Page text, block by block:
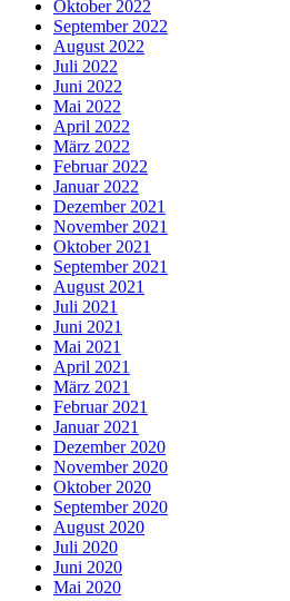
Oktober 2022
September 2022
August 2022
Juli 2022
Juni 2022
Mai 2022
April 2022
März 2022
Februar 2022
Januar 2022
Dezember 2021
November 2021
Oktober 2021
September 2021
August 2021
Juli 2021
Juni 2021
Mai 2021
April 2021
März 2021
Februar 2021
Januar 2021
Dezember 2020
November 2020
Oktober 2020
September 2020
August 2020
Juli 2020
Juni 2020
Mai 2020